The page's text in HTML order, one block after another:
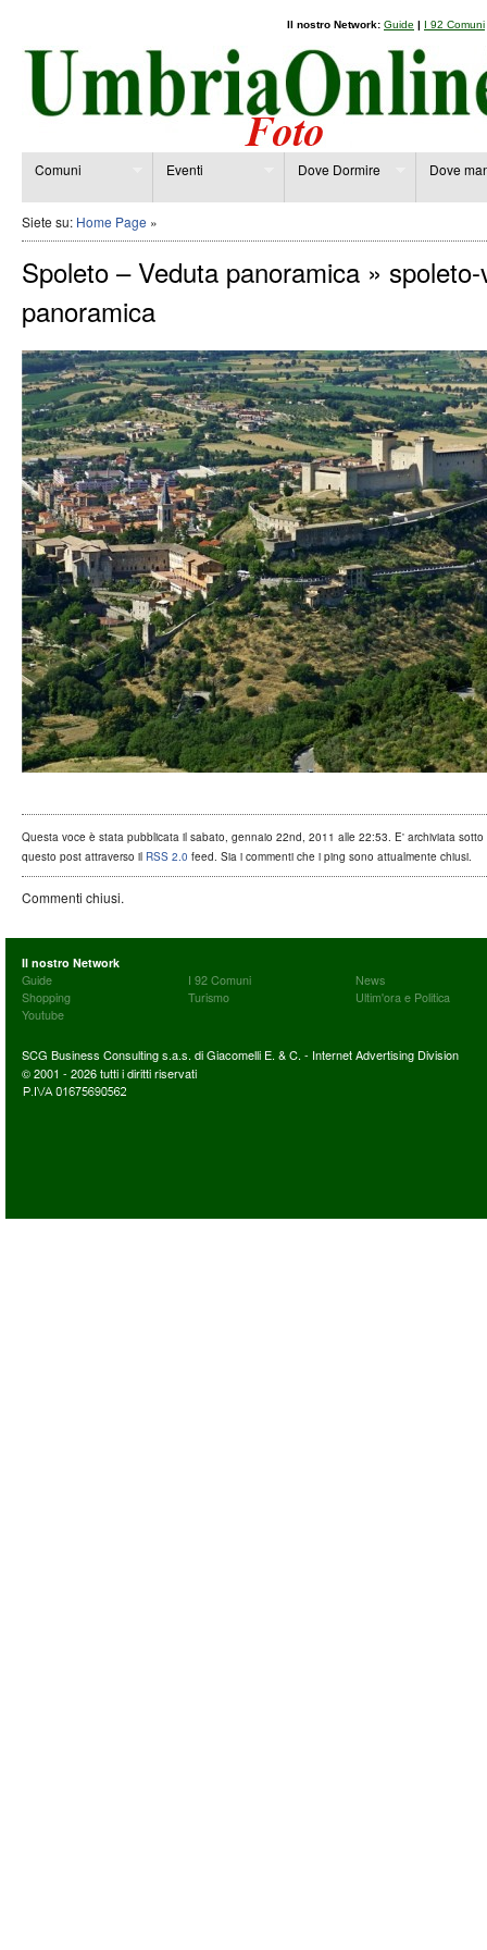
Il nostro Network: Guide | I 92 Comuni
Comuni Eventi Dove Dormire Dove
Siete su: Home Page »
Spoleto – Veduta panoramica »
panoramica
Questa voce è stata pubblicata il sabato, gennaio 22nd, 2011 alle 22:53. E' archiviata
questo post attraverso il RSS 2.0 feed. Sia i commenti che i ping sono attualmente chiusi.
Commenti chiusi.
Il nostro Network
Guide
I 92 Comuni
News
Shopping
Turismo
Ultim'ora e Politica
Youtube
SCG Business Consulting s.a.s. di Giacomelli E. & C. - Internet Advertising Division
© 2001 - 2026 tutti i diritti riservati